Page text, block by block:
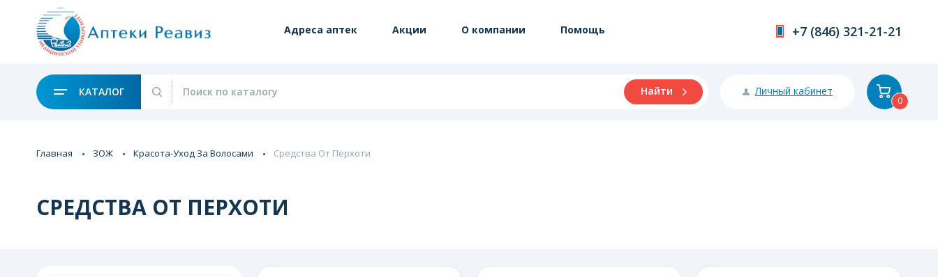
Адреса аптек Акции О компании Помощь +7 (846) 321-21-21
КАТАЛОГ Найти Личный кабинет
0
Главная ЗОЖ Красота-Уход За Волосами Средства От Перхоти
СРЕДСТВА ОТ ПЕРХОТИ